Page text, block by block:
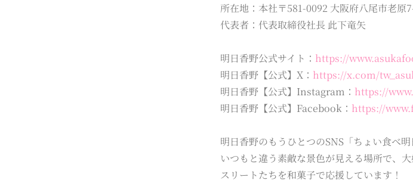
所在地：本社〒581-0092 大阪府八尾市老原
代表者：代表取締役社長 此下竜矢
明日香野公式サイト： https://
明日香野【公式】X： https://x.com/
明日香野【公式】Instagram： https://
明日香野【公式】Facebook： https://
明日香野のもうひとつのSNS「ちょい食べ
いつもと違う素敵な景色が見える場所で、
スリートたちを和菓子で応援しています！